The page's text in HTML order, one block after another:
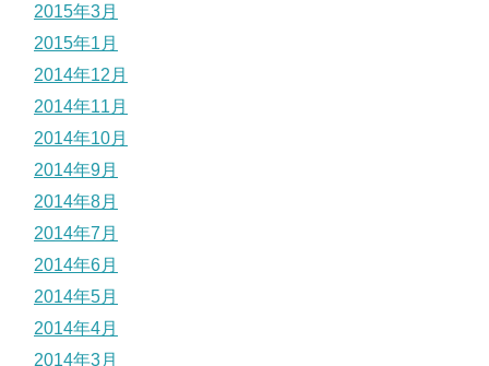
2015年3月
2015年1月
2014年12月
2014年11月
2014年10月
2014年9月
2014年8月
2014年7月
2014年6月
2014年5月
2014年4月
2014年3月